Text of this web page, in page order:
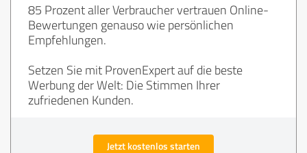
85 Prozent aller Verbraucher vertrauen Online-
Bewertungen genauso wie persönlichen
Empfehlungen.
Setzen Sie mit ProvenExpert auf die beste
Werbung der Welt: Die Stimmen Ihrer
zufriedenen Kunden.
Jetzt kostenlos starten